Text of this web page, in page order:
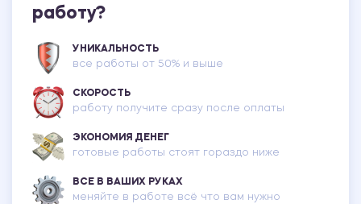
работу?
УНИКАЛЬНОСТЬ
все работы от 50% и выше
СКОРОСТЬ
работу получите сразу после оплаты
ЭКОНОМИЯ ДЕНЕГ
готовые работы стоят гораздо ниже
ВСЕ В ВАШИХ РУКАХ
меняйте в работе всё что вам нужно